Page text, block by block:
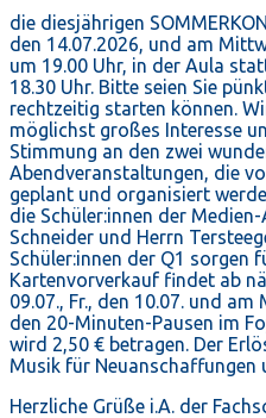
die diesjährigen
den 14.07.2026, und am
um 19.00 Uhr, in der Aula
18.30 Uhr. Bitte seien Sie
rechtzeitig starten können.
möglichst großes Interesse
Stimmung an den zwei
Abendveranstaltungen, die
geplant und organisiert
die Schüler:innen der
Schneider und Herrn
Schüler:innen der Q1 sorgen
Kartenvorverkauf findet ab
09.07., Fr., den 10.07. und
den 20-Minuten-Pausen im
wird 2,50 € betragen. Der
Musik für Neuanschaffungen
Herzliche Grüße i.A. der